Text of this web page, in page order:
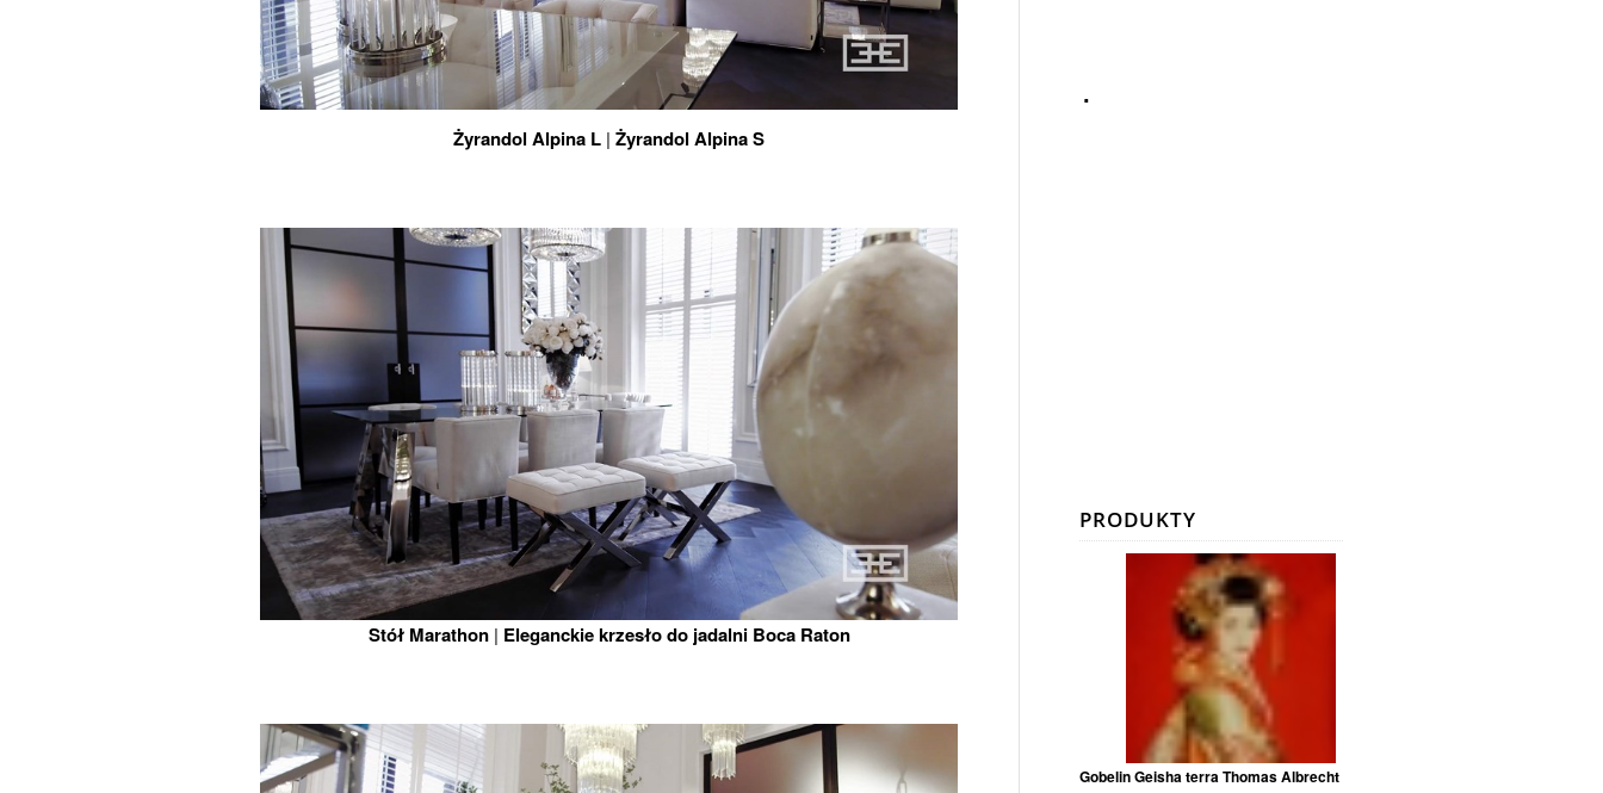
Żyrandol Alpina L |Żyrandol Alpina S
Stół Marathon| Eleganckie krzesło do jadalni Boca Raton
PRODUKTY
Gobelin Geisha terra Thomas Albrecht